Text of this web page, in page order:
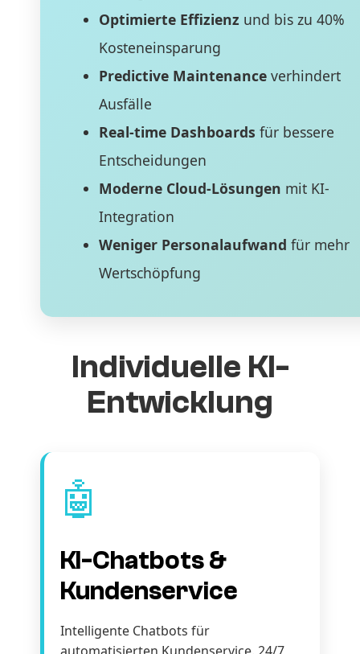
Optimierte Effizienz und bis zu 40%
Kosteneinsparung
Predictive Maintenanceverhindert
Ausfälle
Real-time Dashboards für bessere
Entscheidungen
Moderne Cloud-Lösungen mit KI-
Integration
Weniger Personalaufwand für mehr
Wertschöpfung
Individuelle KI-
Entwicklung
🤖
KI-Chatbots &
Kundenservice
Intelligente Chatbots für